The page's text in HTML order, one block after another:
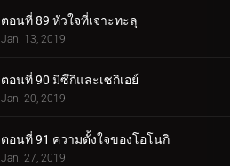
ตอนที่ 89 หัวใจที่เจาะทะลุ
Jan. 13, 2019
ตอนที่ 90 มิซึกิและเซกิเอย์
Jan. 20, 2019
ตอนที่ 91 ความตั้งใจของโอโนกิ
Jan. 27, 2019